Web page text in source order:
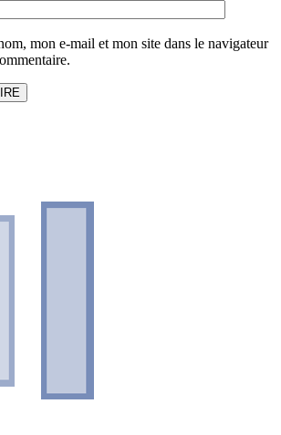
mon e-mail et mon site dans le navigateur